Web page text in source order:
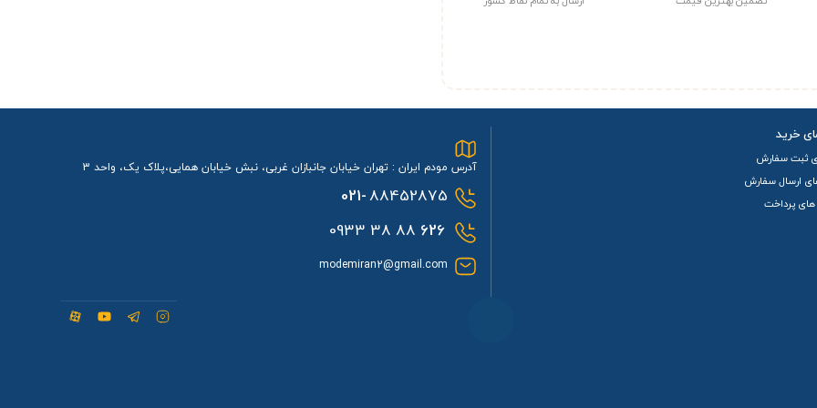
از ویژگی‌های امنیتی این دستگاه می‌توان به پشتیبانی از VPN (PPTP/L2TP/OpenVPN)، فایروال داخلی و قابلیت‌های پیشرفته مدیریت کاربران اشاره کرد. سیستم خنک‌کننده بهینه‌شده مودم رومیزی ZTE
خرید
ثبت سفارش
ارسال سفارش
پرداخت
آدرس مودم ایران : تهران خیابان جانبازان غربی، نبش خیابان همایی،پلاک یک، واحد 3
021-88452875
626
88 38 0933
modemiran2@gmail.com